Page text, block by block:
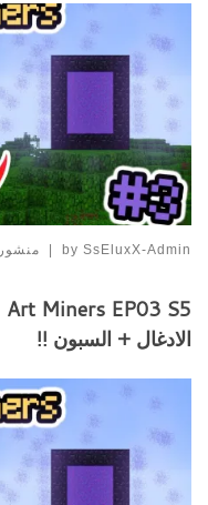
by SsEluxX-Admin
| منشور
الادغال + السبون !!